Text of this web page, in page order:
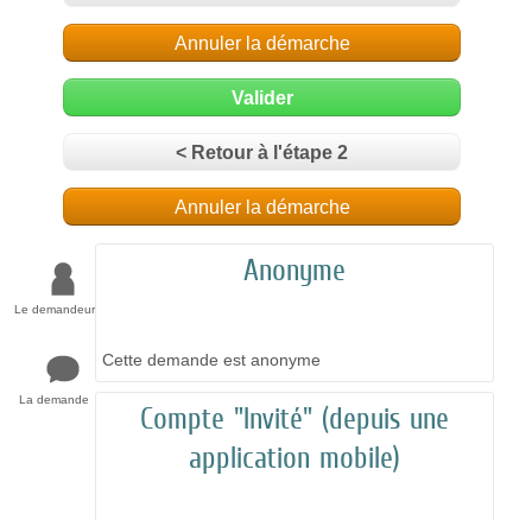
Annuler la démarche
Valider
< Retour à l'étape 2
Annuler la démarche
Le demandeur
La demande
Anonyme
Cette demande est anonyme
Compte "Invité" (depuis une
application mobile)